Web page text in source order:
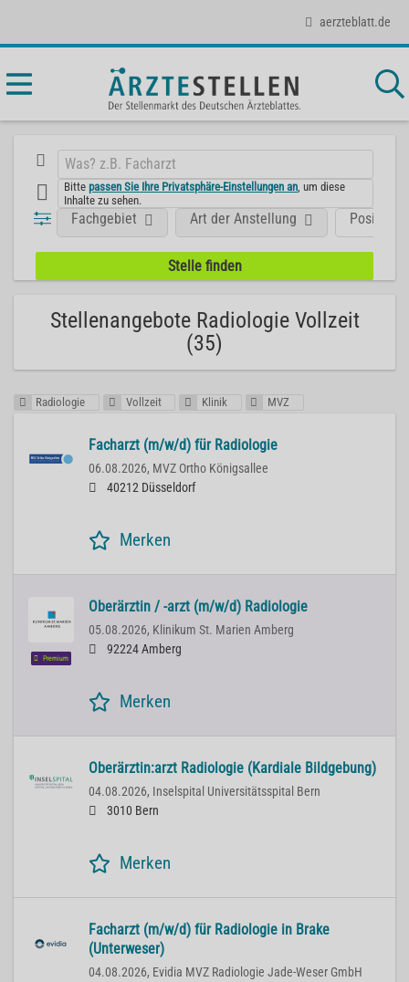
aerzteblatt.de
Bittepassen Sie Ihre Privatsphäre-Einstellungen an , um diese
Inhalte zu sehen.
Position
Fachgebiet Art der Anstellung
Stellenangebote Radiologie Vollzeit
(35)
Radiologie Vollzeit Klinik MVZ
Facharzt (m/w/d) für Radiologie
06.08.2026, MVZ Ortho Königsallee
40212 Düsseldorf
Merken
Premium
Oberärztin / -arzt (m/w/d) Radiologie
05.08.2026, Klinikum St. Marien Amberg
92224 Amberg
Merken
Oberärztin:arzt Radiologie (Kardiale Bildgebung)
04.08.2026, Inselspital Universitätsspital Bern
3010 Bern
Merken
Facharzt (m/w/d) für Radiologie in Brake
(Unterweser)
04.08.2026, Evidia MVZ Radiologie Jade-Weser GmbH